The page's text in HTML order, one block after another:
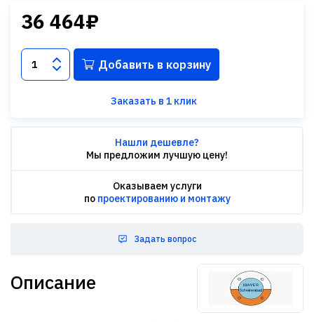
36 464₽
Добавить в корзину
Заказать в 1 клик
Нашли дешевле?
Мы предложим лучшую цену!
Оказываем услуги
по проектированию и монтажу
Задать вопрос
Описание